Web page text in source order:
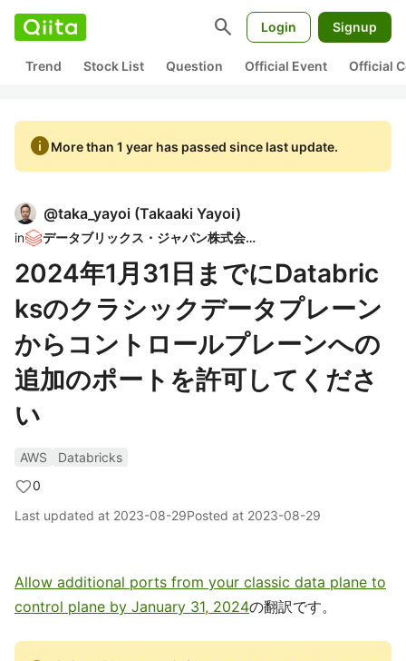
search Login Signup
Trend Stock List Question Official Event Official
infoMore than 1 year has passed since last update.
@taka_yayoi (Takaaki Yayoi)
in データブリックス・ジャパン株式会社
2024年1月31日までにDatabric
ksのクラシックデータプレーン
からコントロールプレーンへの
追加のポートを許可してくださ
い
AWS
Databricks
0
Last updated at 2023-08-29Posted at 2023-08-29
Allow additional ports from your classic data plane to
control plane by January 31, 2024の翻訳です。